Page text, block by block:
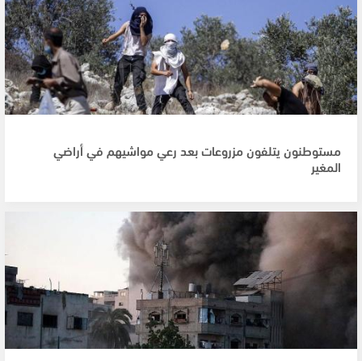
مستوطنون يتلفون مزروعات بعد رعي مواشيهم في أراضي
المغير